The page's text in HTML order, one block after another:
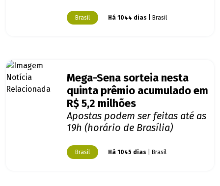
Brasil Há 1044 dias | Brasil
Mega-Sena sorteia nesta
quinta prêmio acumulado em
R$ 5,2 milhões
Apostas podem ser feitas até as
19h (horário de Brasília)
Brasil Há 1045 dias | Brasil